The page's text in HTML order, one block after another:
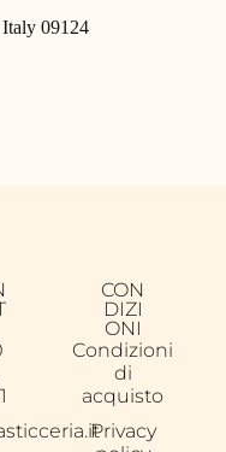
09124
CON
DIZI
ONI
Condizioni
di
acquisto
Privacy